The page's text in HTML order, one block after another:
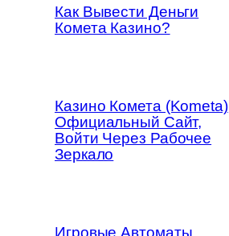
Как Вывести Деньги
Комета Казино?
Казино Комета (Kometa)
Официальный Сайт,
Войти Через Рабочее
Зеркало
Игровые Автоматы